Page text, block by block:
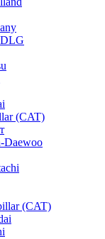
(CAT)
Daewoo
(CAT)